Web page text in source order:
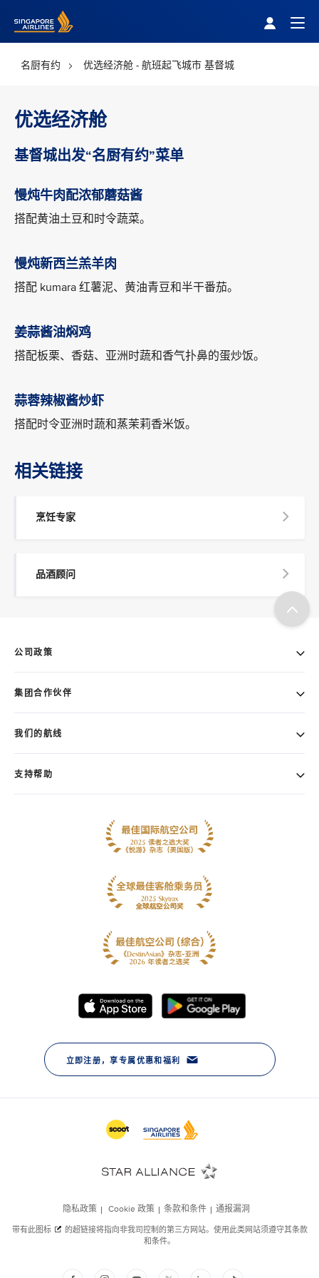
名厨有约 优选经济舱 - 航班起飞城市 基督城
优选经济舱
基督城出发“名厨有约”菜单
慢炖牛肉配浓郁蘑菇酱
搭配黄油土豆和时令蔬菜。
慢炖新西兰羔羊肉
搭配 kumara 红薯泥、黄油青豆和半干番茄。
姜蒜酱油焖鸡
搭配板栗、香菇、亚洲时蔬和香气扑鼻的蛋炒饭。
蒜蓉辣椒酱炒虾
搭配时令亚洲时蔬和蒸茉莉香米饭。
相关链接
烹饪专家
品酒顾问